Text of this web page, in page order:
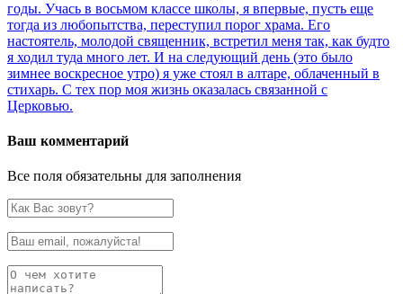
годы. Учась в восьмом классе школы, я впервые, пусть еще
тогда из любопытства, переступил порог храма. Его
настоятель, молодой священник, встретил меня так, как будто
я ходил туда много лет. И на следующий день (это было
зимнее воскресное утро) я уже стоял в алтаре, облаченный в
стихарь. С тех пор моя жизнь оказалась связанной с
Церковью.
Ваш комментарий
Все поля обязательны для заполнения